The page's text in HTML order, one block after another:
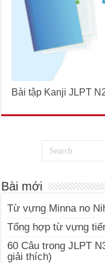
Bài tập Kanji JLPT
Bài mới
Từ vựng Minna no
Tổng hợp từ vựng
60 Câu trong JLPT
giải thích)